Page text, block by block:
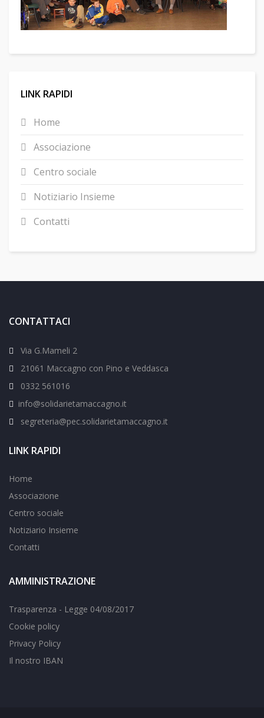
LINK RAPIDI
Home
Associazione
Centro sociale
Notiziario Insieme
Contatti
CONTATTACI
Via G.Mameli 2
21061 Maccagno con Pino e Veddasca
0332 561016
info@solidarietamaccagno.it
segreteria@pec.solidarietamaccagno.it
LINK RAPIDI
Home
Associazione
Centro sociale
Notiziario Insieme
Contatti
AMMINISTRAZIONE
Trasparenza - Legge 04/08/2017
Cookie policy
Privacy Policy
Il nostro IBAN